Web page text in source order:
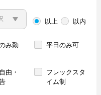
以上 以内
み勤
平日のみ可
由・
フレックスタ
イム制